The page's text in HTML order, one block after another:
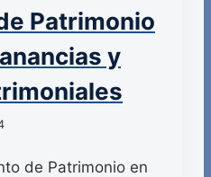
Patrimonio
y
de Patrimonio en